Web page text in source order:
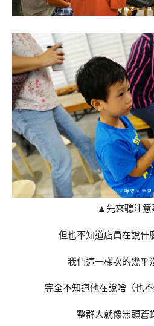
▲先來聽注意
但也不知道店員在說什
我們這一梯次的幾乎
完全不知道他在說啥（也不
整群人就像無頭蒼